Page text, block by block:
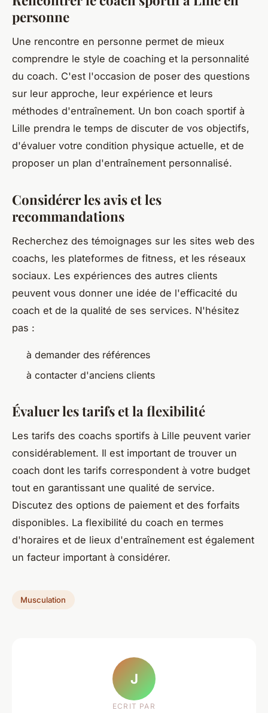
personne
Une rencontre en personne permet de mieux
comprendre le style de coaching et la personnalité
du coach. C'est l'occasion de poser des questions
sur leur approche, leur expérience et leurs
méthodes d'entraînement. Un bon coach sportif à
Lille prendra le temps de discuter de vos objectifs,
d'évaluer votre condition physique actuelle, et de
proposer un plan d'entraînement personnalisé.
Considérer les avis et les
recommandations
Recherchez des témoignages sur les sites web des
coachs, les plateformes de fitness, et les réseaux
sociaux. Les expériences des autres clients
peuvent vous donner une idée de l'efficacité du
coach et de la qualité de ses services. N'hésitez
pas :
à demander des références
à contacter d'anciens clients
Évaluer les tarifs et la flexibilité
Les tarifs des coachs sportifs à Lille peuvent varier
considérablement. Il est important de trouver un
coach dont les tarifs correspondent à votre budget
tout en garantissant une qualité de service.
Discutez des options de paiement et des forfaits
disponibles. La flexibilité du coach en termes
d'horaires et de lieux d'entraînement est également
un facteur important à considérer.
Musculation
J
ECRIT PAR